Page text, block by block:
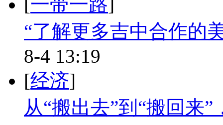
​“了解更多吉中合作的
8-4 13:19
[经济]
从“搬出去”到“搬回来